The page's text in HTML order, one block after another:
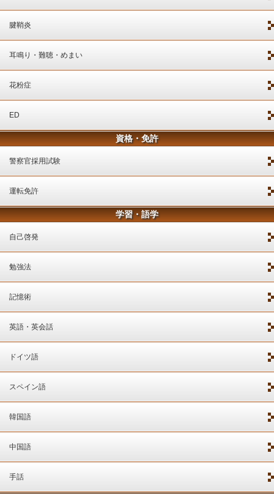
腱鞘炎
耳鳴り・難聴・めまい
花粉症
ED
資格・免許
警察官採用試験
運転免許
学習・語学
自己啓発
勉強法
記憶術
英語・英会話
ドイツ語
スペイン語
韓国語
中国語
手話